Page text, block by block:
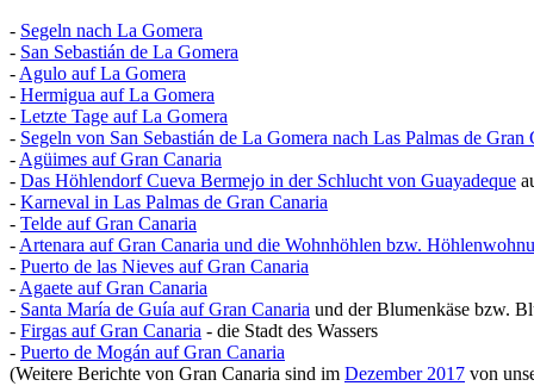
- Segeln nach La Gomera
- San Sebastián de La Gomera
- Agulo auf La Gomera
- Hermigua auf La Gomera
- Letzte Tage auf La Gomera
- Segeln von San Sebastián de La Gomera nach Las Palmas de Gran
- Agüimes auf Gran Canaria
- Das Höhlendorf Cueva Bermejo in der Schlucht von Guayadeque
- Karneval in Las Palmas de Gran Canaria
- Telde auf Gran Canaria
- Artenara auf Gran Canaria und die Wohnhöhlen bzw.
- Puerto de las Nieves auf Gran Canaria
- Agaete auf Gran Canaria
- Santa María de Guía auf Gran Canaria und der Blumenkäse bzw.
- Firgas auf Gran Canaria - die Stadt des Wassers
- Puerto de Mogán auf Gran Canaria
(Weitere Berichte von Gran Canaria sind im Dezember 2017 von